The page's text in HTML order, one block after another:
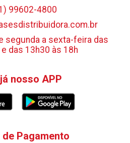
99602-4800
segunda a sexta-feira das
das 13h30 às 18h
nosso APP
Pagamento